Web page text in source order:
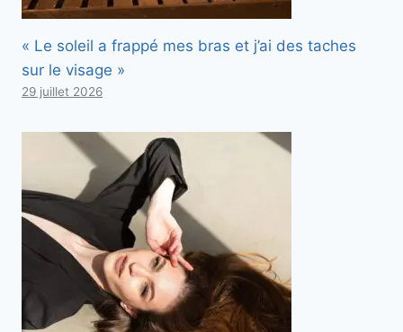
« Le soleil a frappé mes bras et j’ai des taches
sur le visage »
29 juillet 2026